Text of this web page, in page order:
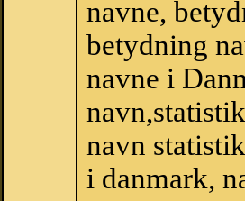
navne,
betydning
navne i
navn
i danmark,